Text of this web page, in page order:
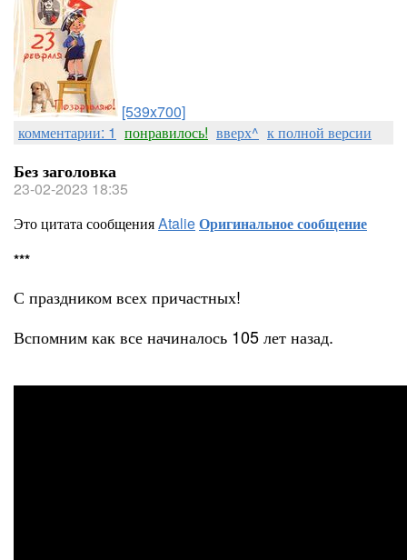
[539x700]
комментарии: 1 понравилось! вверх^ к полной версии
Без заголовка
23-02-2023 18:35
Это цитата сообщенияAtalieОригинальное сообщение
***
С праздником всех причастных!
Вспомним как все начиналось 105 лет назад.